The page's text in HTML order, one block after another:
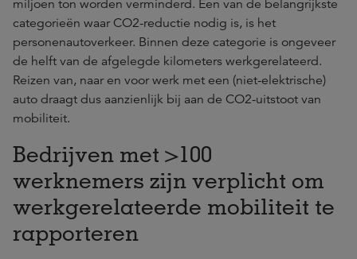
miljoen ton worden verminderd. Een van de belangrijkste
categorieën waar CO2-reductie nodig is, is het
personenautoverkeer. Binnen deze categorie is ongeveer
de helft van de afgelegde kilometers werkgerelateerd.
Reizen van, naar en voor werk met een (niet-elektrische)
auto draagt dus aanzienlijk bij aan de CO2-uitstoot van
mobiliteit.
Bedrijven met >100
werknemers zijn verplicht om
werkgerelateerde mobiliteit te
rapporteren